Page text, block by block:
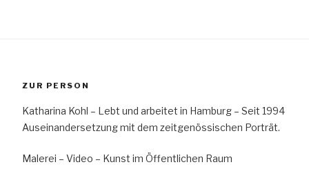
ZUR PERSON
Katharina Kohl – Lebt und arbeitet in Hamburg – Seit 1994
Auseinandersetzung mit dem zeitgenössischen Porträt.
Malerei – Video – Kunst im Öffentlichen Raum